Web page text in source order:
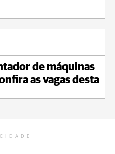
de máquinas
as vagas desta